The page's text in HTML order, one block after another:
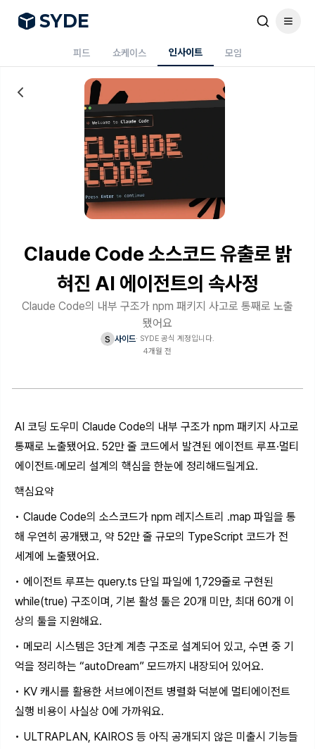
SYDE
피드 쇼케이스 인사이트 모임
Claude Code 소스코드 유출로 밝
혀진 AI 에이전트의 속사정
Claude Code의 내부 구조가 npm 패키지 사고로 통째로 노출
됐어요
s 사이드· SYDE 공식 계정입니다.
4개월 전
AI 코딩 도우미 Claude Code의 내부 구조가 npm 패키지 사고로
통째로 노출됐어요. 52만 줄 코드에서 발견된 에이전트 루프·멀티
에이전트·메모리 설계의 핵심을 한눈에 정리해드릴게요.
핵심요약
• Claude Code의 소스코드가 npm 레지스트리 .map 파일을 통
해 우연히 공개됐고, 약 52만 줄 규모의 TypeScript 코드가 전
세계에 노출됐어요.
• 에이전트 루프는 query.ts 단일 파일에 1,729줄로 구현된
while(true) 구조이며, 기본 활성 툴은 20개 미만, 최대 60개 이
상의 툴을 지원해요.
• 메모리 시스템은 3단계 계층 구조로 설계되어 있고, 수면 중 기
억을 정리하는 “autoDream” 모드까지 내장되어 있어요.
• KV 캐시를 활용한 서브에이전트 병렬화 덕분에 멀티에이전트
실행 비용이 사실상 0에 가까워요.
• ULTRAPLAN, KAIROS 등 아직 공개되지 않은 미출시 기능들